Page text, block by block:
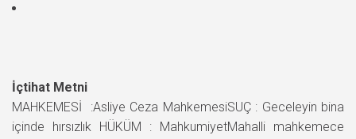
İçtihat Metni
MAHKEMESİ :Asliye Ceza MahkemesiSUÇ : Geceleyin bina
içinde hırsızlık HÜKÜM : MahkumiyetMahalli mahkemece